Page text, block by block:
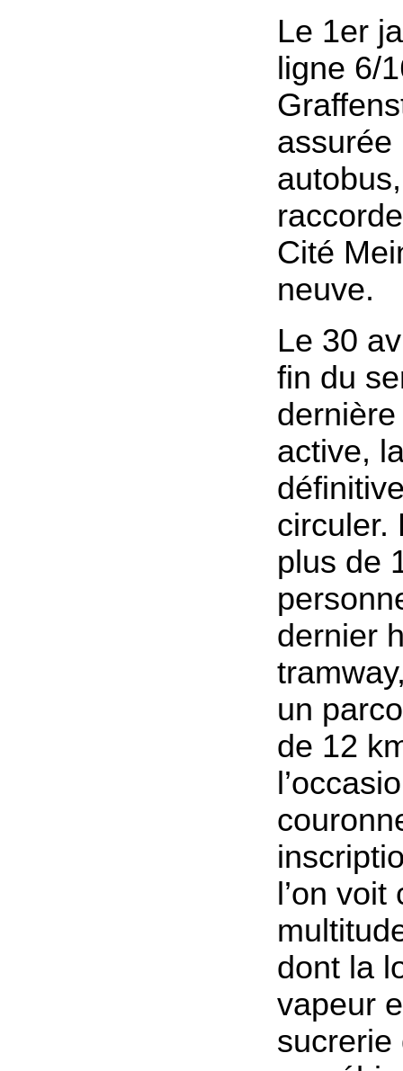
Le 1er
ligne 6/
assurée
Cité
neuve.
Le 30
fin du
active,
circuler.
plus de
dernier
un
de 12
l’on
dont la
vapeur
sucrerie